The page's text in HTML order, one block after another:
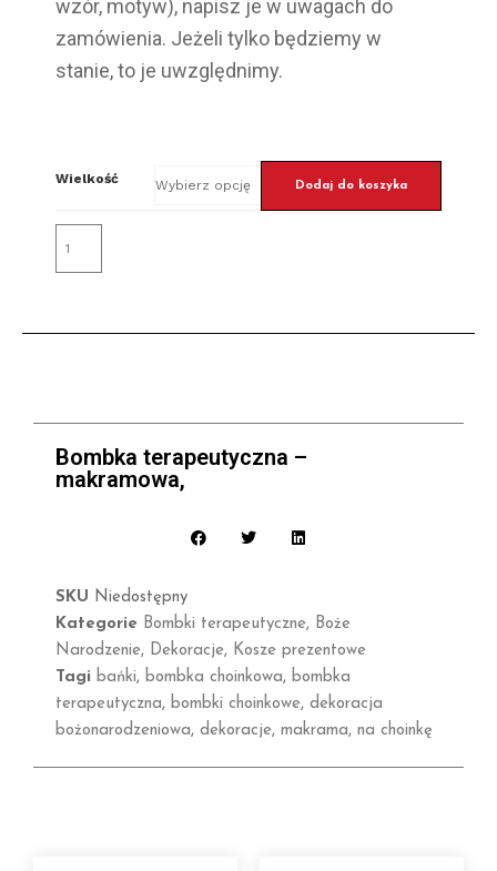
wzór, motyw), napisz je w uwagach do
zamówienia. Jeżeli tylko będziemy w
stanie, to je uwzględnimy.
Wielkość Dodaj do koszyka
Bombka terapeutyczna –
makramowa,
SKU Niedostępny
Kategorie Bombki terapeutyczne, Boże
Narodzenie, Dekoracje, Kosze prezentowe
Tagi bańki, bombka choinkowa, bombka
terapeutyczna, bombki choinkowe, dekoracja
bożonarodzeniowa, dekoracje, makrama, na choinkę